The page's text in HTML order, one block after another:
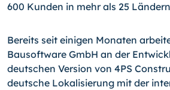
600 Kunden in mehr als 25
Bereits seit einigen Monaten
Bausoftware GmbH an der
deutschen Version von 4PS
deutsche Lokalisierung mit der